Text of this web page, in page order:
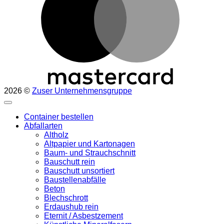
2026 © Zuser Unternehmensgruppe
Container bestellen
Abfallarten
Altholz
Altpapier und Kartonagen
Baum- und Strauchschnitt
Bauschutt rein
Bauschutt unsortiert
Baustellenabfälle
Beton
Blechschrott
Erdaushub rein
Eternit / Asbestzement